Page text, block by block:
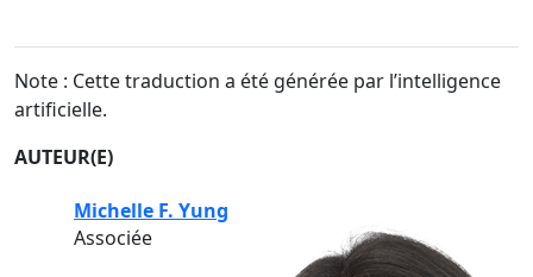
Note : Cette traduction a été générée par l’intelligence
artificielle.
AUTEUR(E)
Michelle F. Yung
Associée